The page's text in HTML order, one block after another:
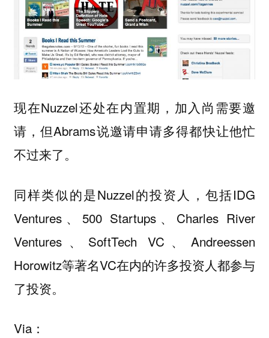
现在Nuzzel还处在内置期，加入尚需要邀
请，但Abrams说邀请申请多得都快让他忙
不过来了。
同样类似的是Nuzzel的投资人，包括IDG
Ventures、500 Startups、Charles River
Ventures、SoftTech VC、Andreessen
Horowitz等著名VC在内的许多投资人都参与
了投资。
Via：